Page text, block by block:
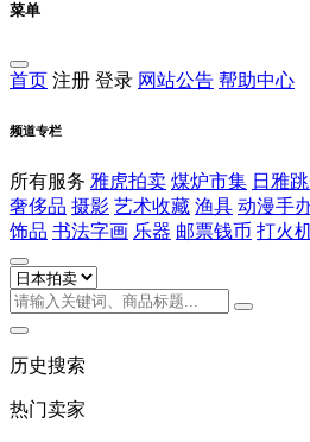
菜单
首页 注册 登录 网站公告 帮助中心
频道专栏
所有服务 雅虎拍卖 煤炉市集 日雅
奢侈品 摄影 艺术收藏 渔具 动漫手
饰品 书法字画 乐器 邮票钱币 打火
历史搜索
热门卖家